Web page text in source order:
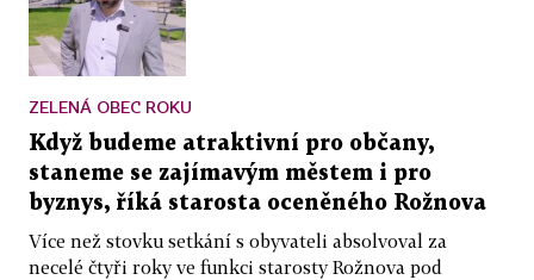
ZELENÁ OBEC ROKU
Když budeme atraktivní pro občany,
staneme se zajímavým městem i pro
byznys, říká starosta oceněného Rožnova
Více než stovku setkání s obyvateli absolvoval za
necelé čtyři roky ve funkci starosty Rožnova pod